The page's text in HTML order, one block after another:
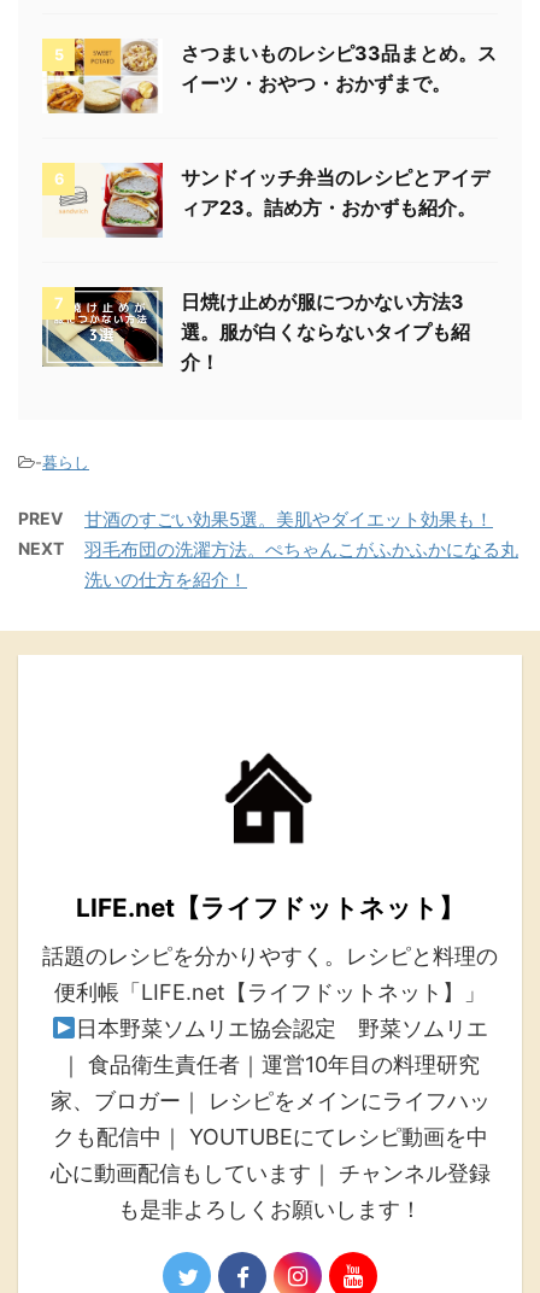
5
さつまいものレシピ33品まとめ。ス
イーツ・おやつ・おかずまで。
6
サンドイッチ弁当のレシピとアイデ
ィア23。詰め方・おかずも紹介。
7
日焼け止めが服につかない方法3
選。服が白くならないタイプも紹
介！
-暮らし
PREV 甘酒のすごい効果5選。美肌やダイエット効果も！
NEXT
羽毛布団の洗濯方法。ぺちゃんこがふかふかになる丸
洗いの仕方を紹介！
LIFE.net【ライフドットネット】
話題のレシピを分かりやすく。レシピと料理の
便利帳「LIFE.net【ライフドットネット】」
日本野菜ソムリエ協会認定 野菜ソムリエ
｜ 食品衛生責任者｜運営10年目の料理研究
家、ブロガー｜ レシピをメインにライフハッ
クも配信中｜ YOUTUBEにてレシピ動画を中
心に動画配信もしています｜ チャンネル登録
も是非よろしくお願いします！